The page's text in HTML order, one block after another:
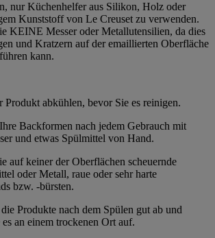
nur Küchenhelfer aus Silikon, Holz oder
Kunststoff von Le Creuset zu verwenden.
KEINE Messer oder Metallutensilien, da dies
und Kratzern auf der emaillierten Oberfläche
kann.
Produkt abkühlen, bevor Sie es reinigen.
Backformen nach jedem Gebrauch mit
und etwas Spülmittel von Hand.
auf keiner der Oberflächen scheuernde
oder Metall, raue oder sehr harte
bzw. -bürsten.
Produkte nach dem Spülen gut ab und
an einem trockenen Ort auf.